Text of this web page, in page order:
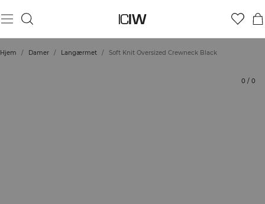
Hjem / Damer / Langærmet / Soft Knit Oversized Crewneck Black
0 / 0